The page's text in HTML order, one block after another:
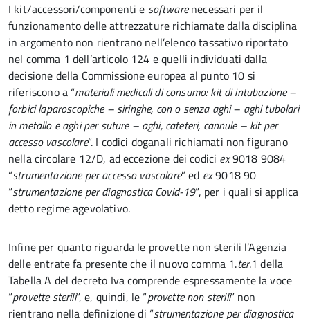
I kit/accessori/componenti e softwarenecessari per il
funzionamento delle attrezzature richiamate dalla disciplina
in argomento non rientrano nell’elenco tassativo riportato
nel comma 1 dell’articolo 124 e quelli individuati dalla
decisione della Commissione europea al punto 10 si
riferiscono a “materiali medicali di consumo: kit di intubazione –
forbici laparoscopiche – siringhe, con o senza aghi – aghi tubolari
in metallo e aghi per suture – aghi, cateteri, cannule – kit per
accesso vascolare“. I codici doganali richiamati non figurano
nella circolare 12/D, ad eccezione dei codici ex9018 9084
“strumentazione per accesso vascolare” ed ex9018 90
“strumentazione per diagnostica Covid-19“, per i quali si applica
detto regime agevolativo.
Infine per quanto riguarda le provette non sterili l’Agenzia
delle entrate fa presente che il nuovo comma 1.ter.1 della
Tabella A del decreto Iva comprende espressamente la voce
“provette sterili“, e, quindi, le “provette non sterili” non
rientrano nella definizione di “strumentazione per diagnostica